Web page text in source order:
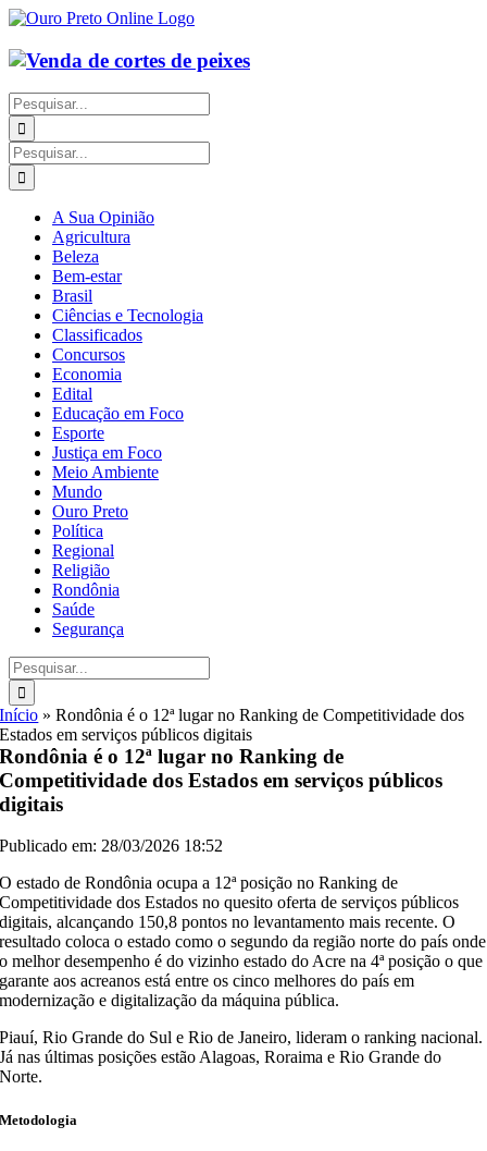
Ir
o
conteúdo
Buscar
resultados
para:
Buscar
resultados
para:
A Sua Opinião
Agricultura
Beleza
Bem-estar
Brasil
Ciências e Tecnologia
Classificados
Concursos
Economia
Edital
Educação em Foco
Esporte
Justiça em Foco
Meio Ambiente
Mundo
Ouro Preto
Política
Regional
Religião
Rondônia
Saúde
Segurança
Buscar
resultados
para:
Início »Rondônia é o 12ª lugar no Ranking de Competitividade dos
Estados em serviços públicos digitais
Rondônia é o 12ª lugar no Ranking de
Competitividade dos Estados em serviços públicos
digitais
Publicado em: 28/03/2026 18:52
O estado de Rondônia ocupa a 12ª posição no Ranking de
Competitividade dos Estados no quesito oferta de serviços públicos
digitais, alcançando 150,8 pontos no levantamento mais recente. O
resultado coloca o estado como o segundo da região norte do país onde
o melhor desempenho é do vizinho estado do Acre na 4ª posição o que
garante aos acreanos está entre os cinco melhores do país em
modernização e digitalização da máquina pública.
Piauí, Rio Grande do Sul e Rio de Janeiro, lideram o ranking nacional.
Já nas últimas posições estão Alagoas, Roraima e Rio Grande do
Norte.
Metodologia